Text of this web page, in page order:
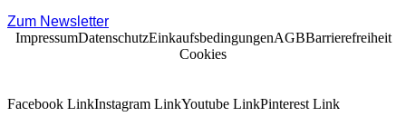
Zum Newsletter
ImpressumDatenschutzEinkaufsbedingungenAGBBarrierefreiheit
Cookies
Facebook LinkInstagram LinkYoutube LinkPinterest Link